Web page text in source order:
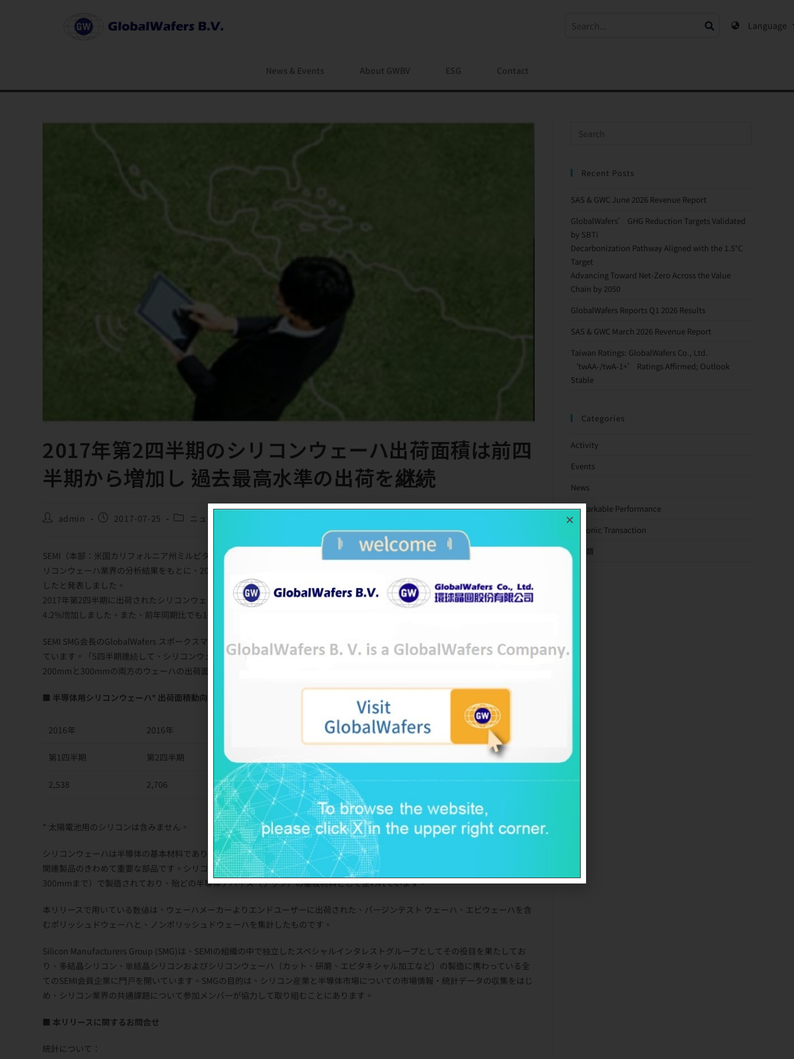
Language
News & Events About GWBV ESG Contact
2017年第2四半期のシリコンウェーハ出荷面積は前四
半期から増加し 過去最高水準の出荷を継続
admin 2017-07-25 ニュース
SEMI（本部：米国カリフォルニア州ミルピタス）は、7月24日（米国時間）、SEMI Silicon Manufacturers Group（SMG）によるシ
リコンウェーハ業界の分析結果をもとに、2017年第2四半期（歴年）の世界シリコンウェーハ出荷面積が2017年第1四半期から増加
したと発表しました。
2017年第2四半期に出荷されたシリコンウェーハ面積は29億7,800万平方インチで、2017年第1四半期の28億5,800平方インチから
4.2%増加しました。また、前年同期比でも10.1%の増加となり、連続して四半期の出荷面積の記録を更新しました。
SEMI SMG会長のGlobalWafers スポークスマン、企業発展V.P.兼チーフ監査室長 リー・チョンウェイ（李 崇偉）氏は次のように述べ
ています。「5四半期連続して、シリコンウェーハの世界出荷面積は最高水準にあります。好調な実績をけん引しているのは、
200mmと300mmの両方のウェーハの出荷面積です」
■ 半導体用シリコンウェーハ* 出荷面積動向 （百万平方インチ）
2016年 2016年 2016年
第1四半期 第2四半期
2,538 2,706 2,730 2,764 2,858
* 太陽電池用のシリコンは含みません。
シリコンウェーハは半導体の基本材料であり、半導体は、コンピュータ、通信機器、家電をはじめとするあらゆるエレクトロニクス
関連製品のきわめて重要な部品です。シリコンウェーハは、高度な技術で作られた薄い円盤状の素材で、様々な直径（1インチから
300mmまで）で製造されており、殆どの半導体デバイス（チップ）の基板材料として使われています。
本リリースで用いている数値は、ウェーハメーカーよりエンドユーザーに出荷された、バージンテスト ウェーハ、エピウェーハを含
むポリッシュドウェーハと、ノンポリッシュドウェーハを集計したものです。
Silicon Manufacturers Group (SMG)は、SEMIの組織の中で独立したスペシャルインタレストグループとしてその役目を果たしてお
り、多結晶シリコン、単結晶シリコンおよびシリコンウェーハ（カット、研磨、エピタキシャル加工など）の製造に携わっている全
てのSEMI会員企業に門戸を開いています。SMGの目的は、シリコン産業と半導体市場についての市場情報・統計データの収集をはじ
め、シリコン業界の共通課題について参加メンバーが協力して取り組むことにあります。
■ 本リリースに関するお問合せ
統計について：
Recent Posts
SAS & GWC June 2026 Revenue Report
GlobalWafers’ GHG Reduction Targets Validated
by SBTi
Decarbonization Pathway Aligned with the 1.5°C
Target
Advancing Toward Net-Zero Across the Value
Chain by 2050
GlobalWafers Reports Q1 2026 Results
SAS & GWC March 2026 Revenue Report
Taiwan Ratings: GlobalWafers Co., Ltd.
‘twAA-/twA-1+’ Ratings Affirmed; Outlook
Stable
Categories
Activity
Events
News
Remarkable Performance
Siltronic Transaction
未分類